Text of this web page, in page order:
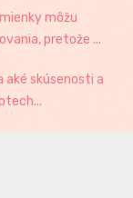
môžu
pretože ...
aké skúsenosti a